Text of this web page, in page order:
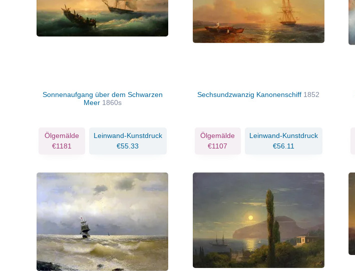
Sonnenaufgang über dem Schwarzen
Meer 1860s
Ölgemälde
€1181
Leinwand-Kunstdruck
€55.33
Sechsundzwanzig Kanonenschiff 1852
Ölgemälde
€1107
Leinwand-Kunstdruck
€56.11